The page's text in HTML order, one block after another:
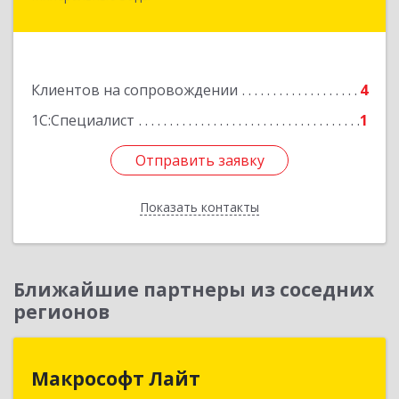
Клиентов на сопровождении
4
1С:Специалист
1
Отправить заявку
Показать контакты
Подробнее
Отправить заявку
Назад
Ближайшие партнеры из соседних
регионов
Макрософт Лайт